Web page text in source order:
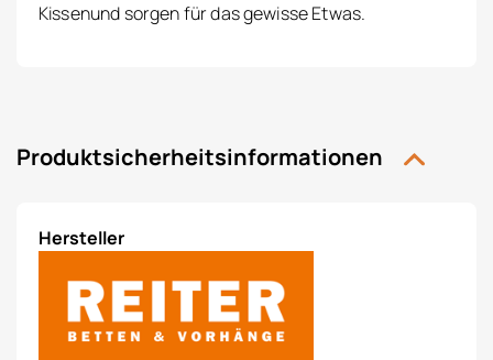
Kissenund sorgen für das gewisse Etwas.
Produktsicherheitsinformationen
Hersteller